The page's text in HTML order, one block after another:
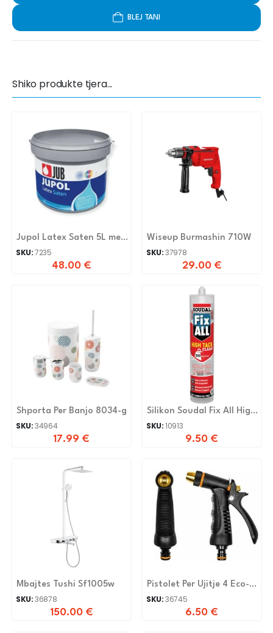
BLEJ TANI
Shiko produkte tjera...
Jupol Latex Saten 5L me
Shkëlqim
SKU:7235
48.00 €
Wiseup Burmashin 710W
SKU:37978
29.00 €
Shporta Per Banjo 8034-g
SKU:34964
17.99 €
Silikon Soudal Fix All High
Tack 320Kg Transparent
SKU:10913
9.50 €
Mbajtes Tushi Sf1005w
SKU:36878
150.00 €
Pistolet Per Ujitje 4 Eco-
kt233frs
SKU:36745
6.50 €